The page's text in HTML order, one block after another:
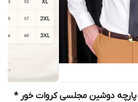
پارچه دوشین مجلسی کروات خور *